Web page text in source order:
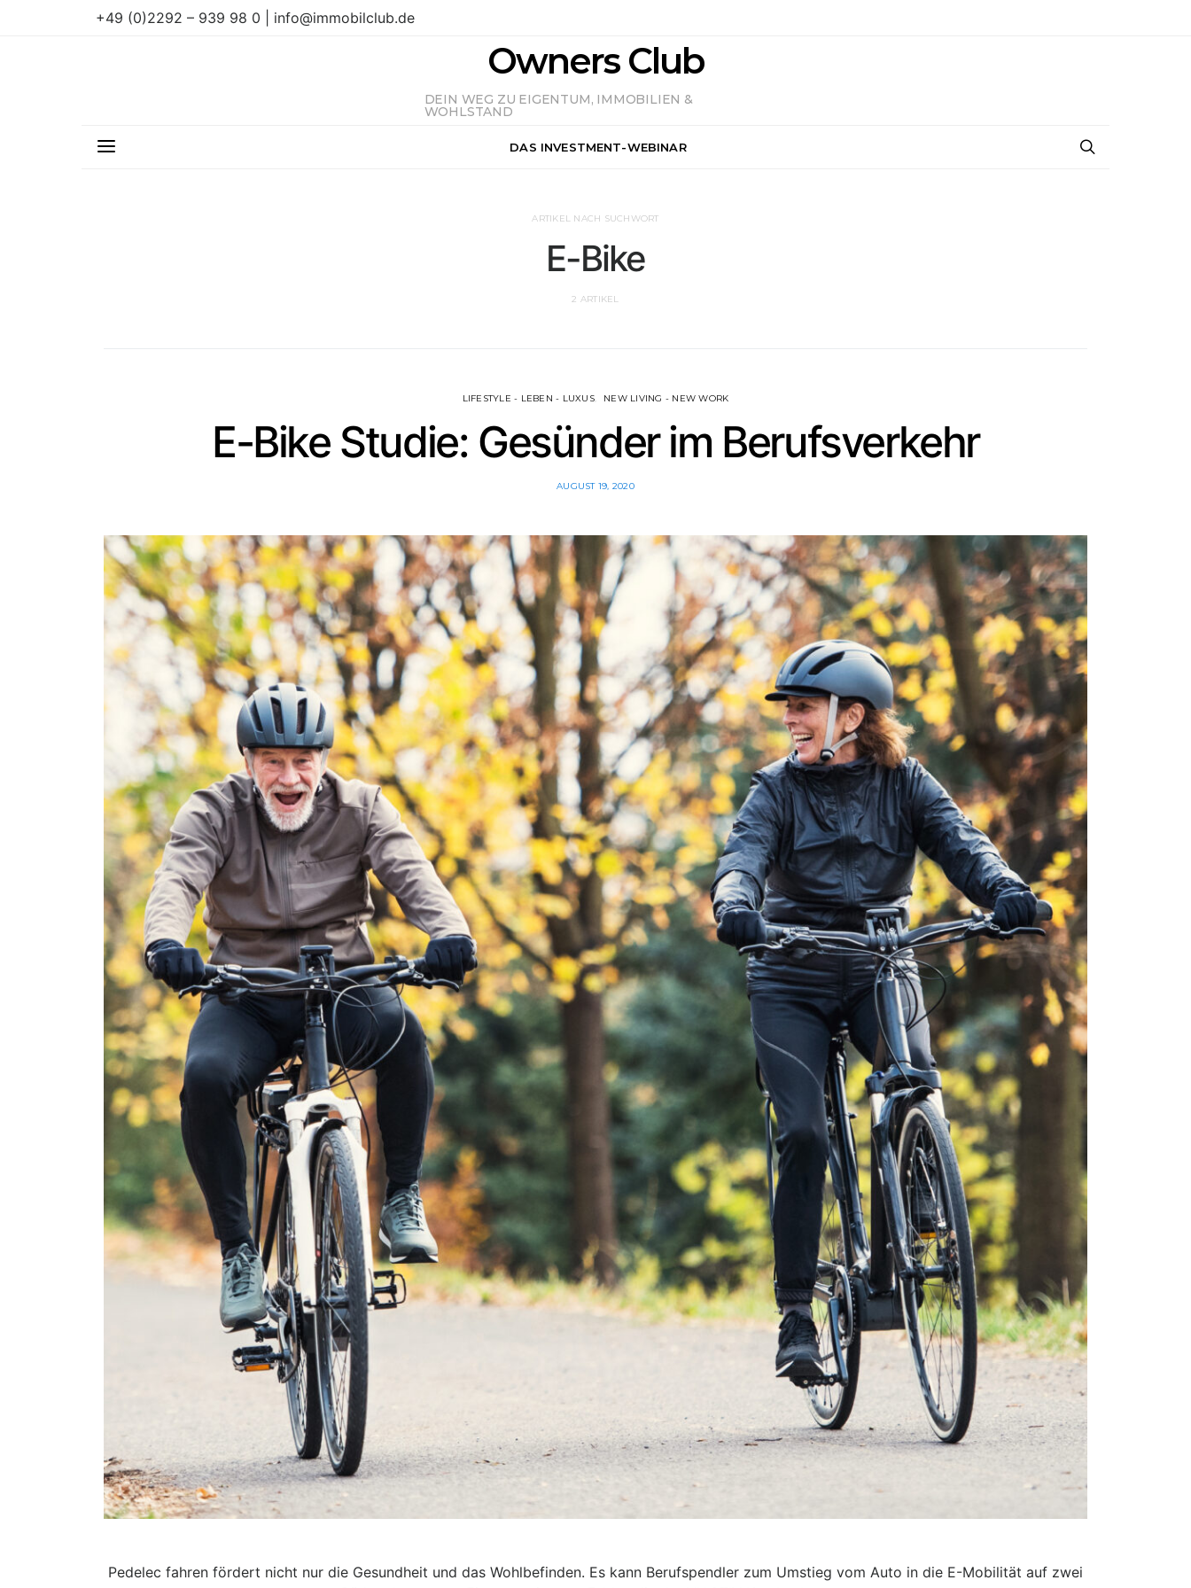
+49 (0)2292 – 939 98 0 | info@immobilclub.de
Owners Club
DEIN WEG ZU EIGENTUM, IMMOBILIEN &
WOHLSTAND
DAS INVESTMENT-WEBINAR
ARTIKEL NACH SUCHWORT
E-Bike
2 ARTIKEL
LIFESTYLE - LEBEN - LUXUS NEW LIVING - NEW WORK
E-Bike Studie: Gesünder im Berufsverkehr
AUGUST 19, 2020
Pedelec fahren fördert nicht nur die Gesundheit und das Wohlbefinden. Es kann Berufspendler zum Umstieg vom Auto in die E-Mobilität auf zwei